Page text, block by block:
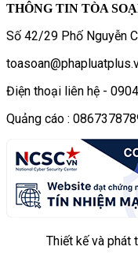
THÔNG TIN TÒA
Số 42/29 Phố Nguyễn
Điện thoại liên hệ -
Quảng cáo :
Thiết kế và phát